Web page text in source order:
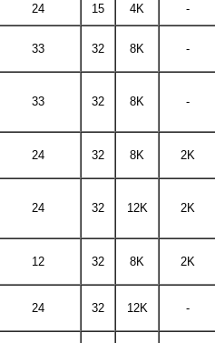
24 15 4K -
33 32 8K -
33 32 8K -
24 32 8K 2K
24 32 12K 2K
12 32 8K 2K
24 32 12K -